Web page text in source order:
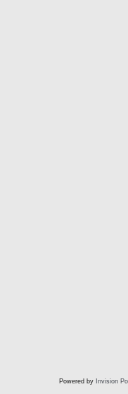
Powered by Invision